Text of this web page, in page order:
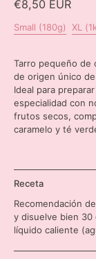
€8,50 EUR
Small (180g) XL
Tarro pequeño de
de origen único
Ideal para
especialidad con
frutos secos,
caramelo y té
Receta
Recomendación
y disuelve bien 30
líquido caliente